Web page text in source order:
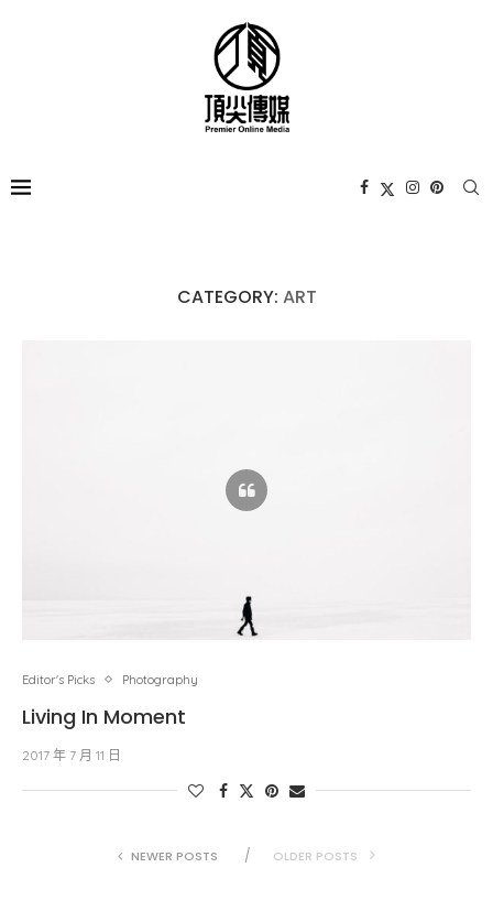
CATEGORY: ART
Editor's Picks Photography
Living In Moment
2017 年 7 月 11 日
NEWER POSTS OLDER POSTS